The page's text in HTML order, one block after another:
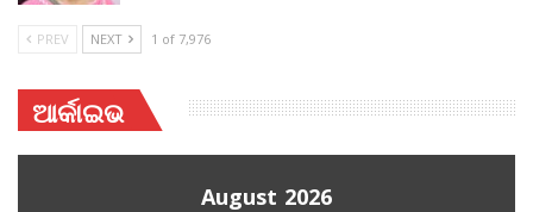
PREV NEXT 1 of 7,976
ଆର୍କାଇଭ
August 2026